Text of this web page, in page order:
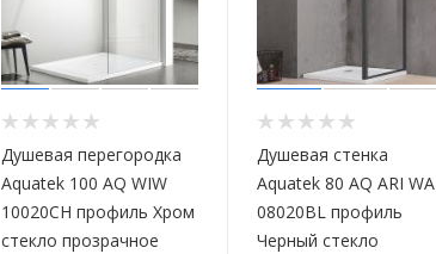
Душевая перегородка
Aquatek 100 AQ WIW
10020CH профиль Хром
стекло прозрачное
Душевая стенка
Aquatek 80 AQ ARI WA
08020BL профиль
Черный стекло